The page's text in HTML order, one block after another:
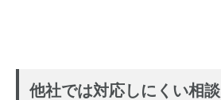
他社では対応しにくい相談